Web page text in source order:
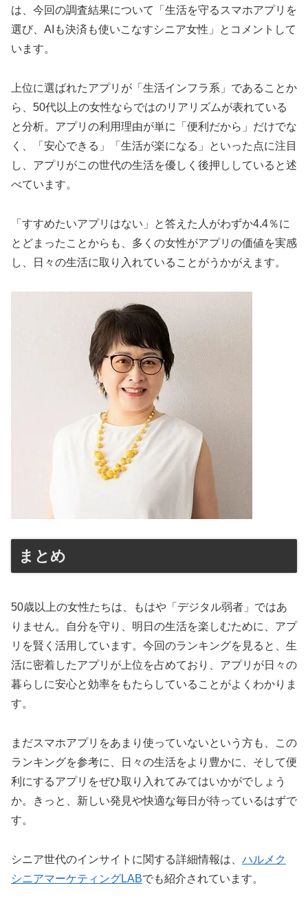
は、今回の調査結果について「生活を守るスマホアプリを
選び、AIも決済も使いこなすシニア女性」とコメントして
います。
上位に選ばれたアプリが「生活インフラ系」であることか
ら、50代以上の女性ならではのリアリズムが表れている
と分析。アプリの利用理由が単に「便利だから」だけでな
く、「安心できる」「生活が楽になる」といった点に注目
し、アプリがこの世代の生活を優しく後押ししていると述
べています。
「すすめたいアプリはない」と答えた人がわずか4.4％に
とどまったことからも、多くの女性がアプリの価値を実感
し、日々の生活に取り入れていることがうかがえます。
まとめ
50歳以上の女性たちは、もはや「デジタル弱者」ではあ
りません。自分を守り、明日の生活を楽しむために、アプ
リを賢く活用しています。今回のランキングを見ると、生
活に密着したアプリが上位を占めており、アプリが日々の
暮らしに安心と効率をもたらしていることがよくわかりま
す。
まだスマホアプリをあまり使っていないという方も、この
ランキングを参考に、日々の生活をより豊かに、そして便
利にするアプリをぜひ取り入れてみてはいかがでしょう
か。きっと、新しい発見や快適な毎日が待っているはずで
す。
シニア世代のインサイトに関する詳細情報は、 ハルメク
シニアマーケティングLABでも紹介されています。